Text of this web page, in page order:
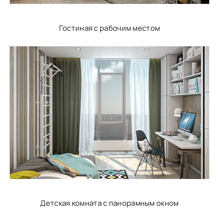
Гостиная с рабочим местом
Детская комната с панорамным окном